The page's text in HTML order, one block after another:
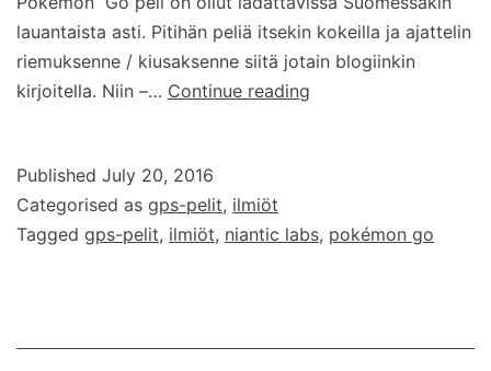
lauantaista asti. Pitihän peliä itsekin kokeilla ja ajattelin
riemuksenne / kiusaksenne siitä jotain blogiinkin
kirjoitella. Niin –… Continue reading
pääsemiseksi
Published July 20, 2016
Categorised as gps-pelit, ilmiöt
Tagged gps-pelit, ilmiöt, niantic labs, pokémon go